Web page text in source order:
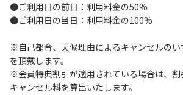
・ペットをお連れのお客様は、マナーに十
さい。他のお客様の迷惑になりますと、退
・電源は各サイトにありますのでご利用
発電機等は使用できません。
・キャンプサイトでは、車のエンジンを
・場内での制限速度は10㎞/h以下です。
●ご利用日の前日：利用料金の50%
●ご利用日の当日：利用料金の100%
※自己都合、天候理由によるキャンセルの
を頂戴します。
※会員特典割引が適用されている場合は、割
キャンセル料を算出いたします。